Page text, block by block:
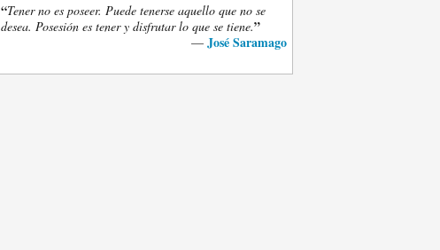
“Tener no es poseer. Puede tenerse aquello que no se
desea. Posesión es tener y disfrutar lo que se tiene.”
— José Saramago